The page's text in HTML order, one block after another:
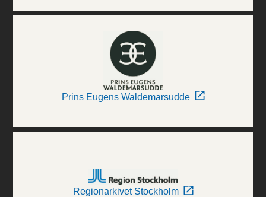
Prins Eugens Waldemarsudde
Regionarkivet Stockholm